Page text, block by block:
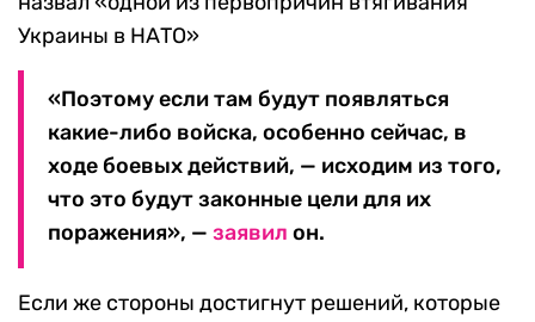
Украины в НАТО»
«Поэтому если там будут появляться
какие-либо войска, особенно сейчас, в
ходе боевых действий, — исходим из того,
что это будут законные цели для их
поражения», — заявил он.
Если же стороны достигнут решений, которые